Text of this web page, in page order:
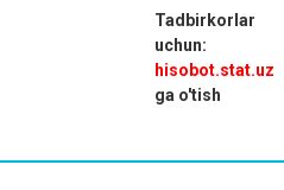
Tadbirkorlar
uchun:
hisobot.stat.uz
ga o'tish